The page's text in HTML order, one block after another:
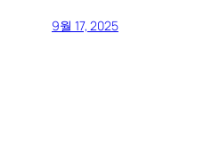
9월 17, 2025